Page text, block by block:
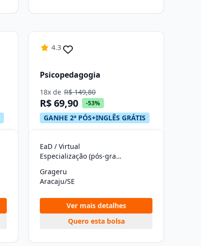
4.3
Psicopedagogia
18x de R$ 149,80
R$ 69,90 -53%
GANHE 2ª PÓS+INGLÊS GRÁTIS
EaD / Virtual
Especialização (pós-graduação)
Grageru
Aracaju/SE
Ver mais detalhes
Quero esta bolsa